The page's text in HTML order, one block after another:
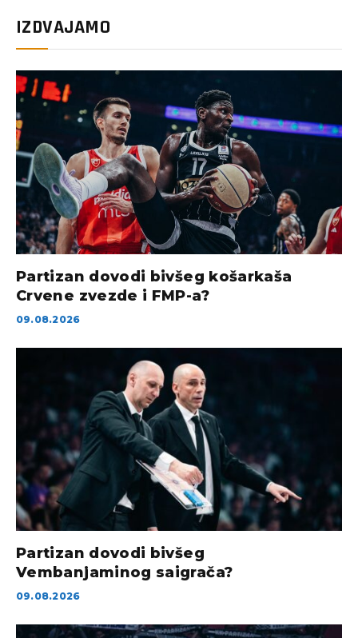
IZDVAJAMO
Partizan dovodi bivšeg košarkaša
Crvene zvezde i FMP-a?
09.08.2026
Partizan dovodi bivšeg
Vembanjaminog saigrača?
09.08.2026